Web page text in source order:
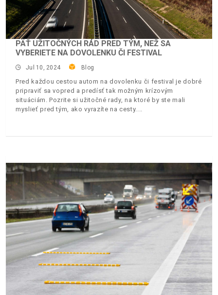
PÄŤ UŽITOČNÝCH RÁD PRED TÝM, NEŽ SA
VYBERIETE NA DOVOLENKU ČI FESTIVAL
Jul 10, 2024 Blog
Pred každou cestou autom na dovolenku či festival je dobré
pripraviť sa vopred a predísť tak možným krízovým
situáciám. Pozrite si užitočné rady, na ktoré by ste mali
myslieť pred tým, ako vyrazíte na cesty.